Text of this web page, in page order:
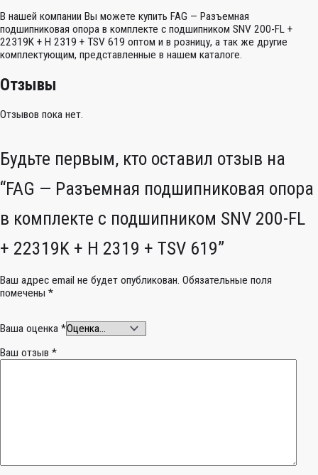
В нашей компании Вы можете купить FAG — Разъемная
подшипниковая опора в комплекте с подшипником SNV 200-FL +
22319K + H 2319 + TSV 619 оптом и в розницу, а так же другие
комплектующим, представленные в нашем каталоге.
Отзывы
Отзывов пока нет.
Будьте первым, кто оставил отзыв на
“FAG — Разъемная подшипниковая опора
в комплекте с подшипником SNV 200-FL
+ 22319K + H 2319 + TSV 619”
Ваш адрес email не будет опубликован. Обязательные поля
помечены *
Ваша оценка *
Ваш отзыв *